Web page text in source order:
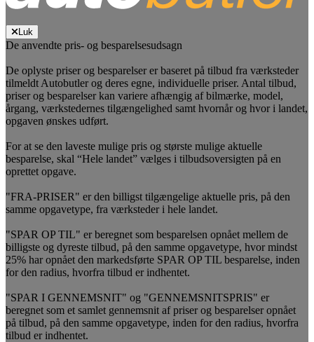
Luk
De anvendte pris- og besparelsesudsagn
De oplyste priser og besparelser er baseret på tilbud fra værksteder
tilmeldt Autobutler og deres egne, individuelle priser. Antal tilbud,
priser og besparelser kan variere afhængig af bilmærke, model,
årgang, værkstedernes tilgængelighed samt hvornår og hvor i landet,
opgaven ønskes udført.
For at se den laveste mulige pris og største mulige aktuelle
besparelse, skal “Hele landet” vælges i tilbudsoversigten på en
oprettet opgave.
"FRA-PRISER" er den billigst tilgængelige aktuelle pris, på den
samme opgavetype, fra værksteder i hele landet.
"SPAR OP TIL" er beregnet som besparelsen opnået mellem de
billigste og dyreste tilbud, på den samme opgavetype, hvor mindst
25% har opnået den markedsførte SPAR OP TIL besparelse, inden
for den radius, hvorfra tilbud er indhentet.
"SPAR I GENNEMSNIT" og "GENNEMSNITSPRIS" er
beregnet som et samlet gennemsnit af priser og besparelser opnået
på tilbud, på den samme opgavetype, inden for den radius, hvorfra
tilbud er indhentet.